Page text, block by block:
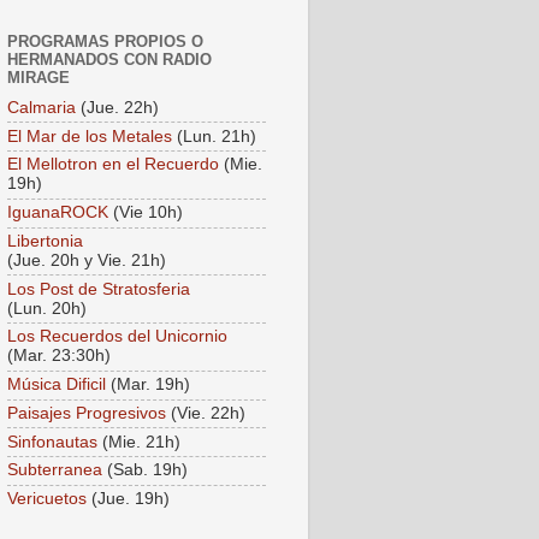
PROGRAMAS PROPIOS O
HERMANADOS CON RADIO
MIRAGE
Calmaria (Jue. 22h)
El Mar de los Metales (Lun. 21h)
El Mellotron en el Recuerdo (Mie.
19h)
IguanaROCK (Vie 10h)
Libertonia
(Jue. 20h y Vie. 21h)
Los Post de Stratosferia
(Lun. 20h)
Los Recuerdos del Unicornio
(Mar. 23:30h)
Música Dificil (Mar. 19h)
Paisajes Progresivos (Vie. 22h)
Sinfonautas (Mie. 21h)
Subterranea (Sab. 19h)
Vericuetos (Jue. 19h)